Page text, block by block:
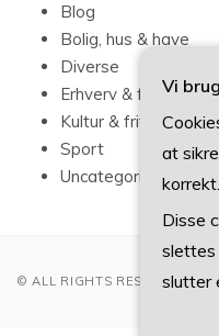
Blog
Bolig, hus & have
Diverse
Erhverv & forbrug
Kultur & fritid
Sport
Uncategorized
© ALL RIGHTS RESERVED
Vi
at
korrekt.
Disse
slettes
slutter